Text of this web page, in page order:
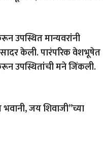
उपस्थित मान्यवरांनी
सादर केली. पारंपरिक वेशभूषेत
उपस्थितांची मने जिंकली.
जय शिवाजी”च्या